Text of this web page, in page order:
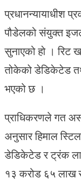
प्रधानन्यायाधीश
पौडेलको संयुक्त
सुनाएको हो । रिट
तोकेको डेडिकेटेड
भएको छ ।
प्राधिकरणले गत
अनुसार हिमाल
डेडिकेटेड र ट्रंक
१३ करोड ६५ लाख